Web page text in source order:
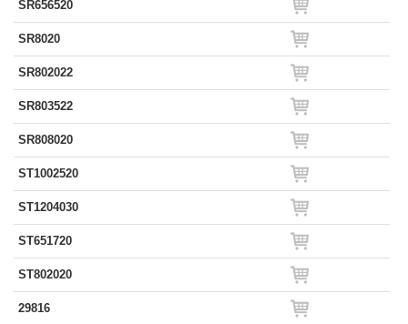
SR656520
SR8020
SR802022
SR803522
SR808020
ST1002520
ST1204030
ST651720
ST802020
29816